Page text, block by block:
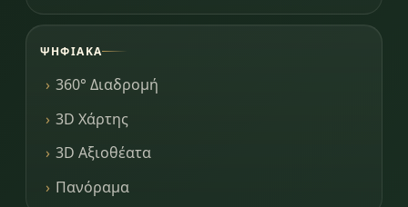
ΨΗΦΙΑΚΆ
360° Διαδρομή
3D Χάρτης
3D Αξιοθέατα
Πανόραμα